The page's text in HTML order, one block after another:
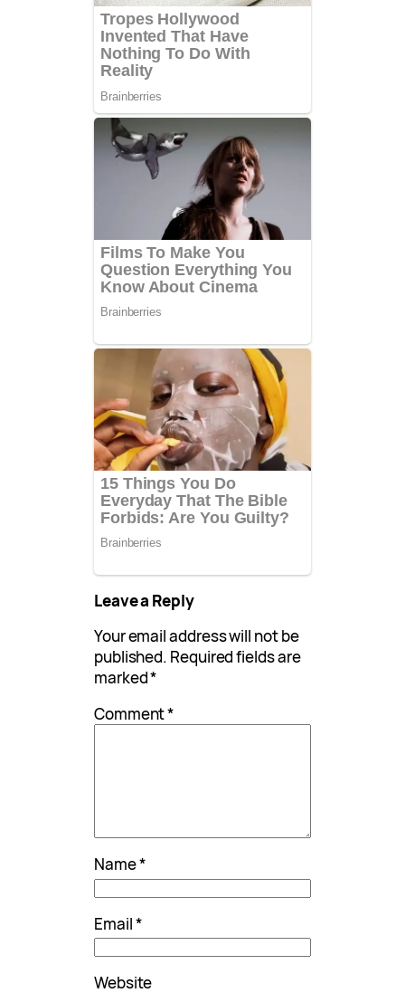
Leave a Reply
Your email address will not be
published. Required fields are
marked*
Comment*
Name*
Email*
Website